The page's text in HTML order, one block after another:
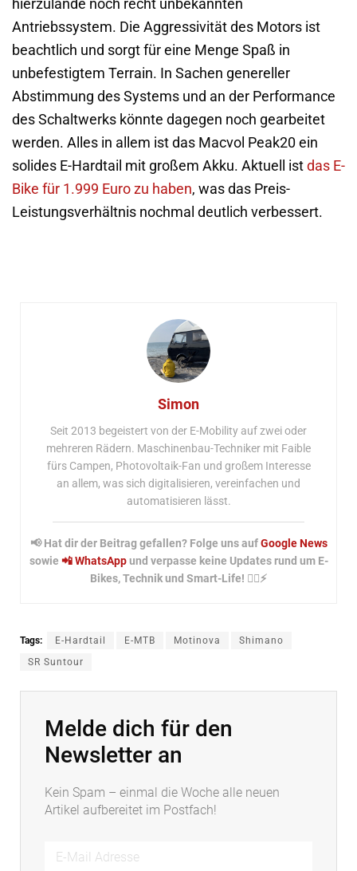
hierzulande noch recht unbekannten
Antriebssystem. Die Aggressivität des Motors ist
beachtlich und sorgt für eine Menge Spaß in
unbefestigtem Terrain. In Sachen genereller
Abstimmung des Systems und an der Performance
des Schaltwerks könnte dagegen noch gearbeitet
werden. Alles in allem ist das Macvol Peak20 ein
solides E-Hardtail mit großem Akku. Aktuell ist das E-
Bike für 1.999 Euro zu haben, was das Preis-
Leistungsverhältnis nochmal deutlich verbessert.
Simon
Seit 2013 begeistert von der E-Mobility auf zwei oder
mehreren Rädern. Maschinenbau-Techniker mit Faible
fürs Campen, Photovoltaik-Fan und großem Interesse
an allem, was sich digitalisieren, vereinfachen und
automatisieren lässt.
📢 Hat dir der Beitrag gefallen? Folge uns aufGoogle News
sowie 📲 WhatsAppund verpasse keine Updates rund um E-
Bikes, Technik und Smart-Life! 🚴‍♂️⚡
Tags: E-Hardtail E-MTB Motinova
Shimano
SR Suntour
Melde dich für den
Newsletter an
Kein Spam – einmal die Woche alle neuen
Artikel aufbereitet im Postfach!